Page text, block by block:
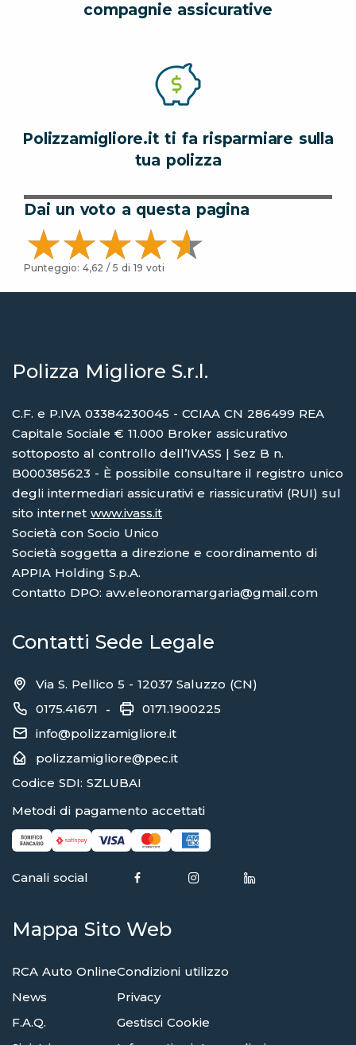
compagnie assicurative
Polizzamigliore.it ti fa risparmiare sulla
tua polizza
Dai un voto a questa pagina
Punteggio: 4,62 / 5 di 19 voti
Polizza Migliore S.r.l.
C.F. e P.IVA 03384230045 - CCIAA CN 286499 REA
Capitale Sociale € 11.000 Broker assicurativo
sottoposto al controllo dell’IVASS | Sez B n.
B000385623 - È possibile consultare il registro unico
degli intermediari assicurativi e riassicurativi (RUI) sul
sito internet www.ivass.it
Società con Socio Unico
Società soggetta a direzione e coordinamento di
APPIA Holding S.p.A.
Contatto DPO: avv.eleonoramargaria@gmail.com
Contatti Sede Legale
Via S. Pellico 5 - 12037 Saluzzo (CN)
0175.41671 -
0171.1900225
info@polizzamigliore.it
polizzamigliore@pec.it
Codice SDI: SZLUBAI
Metodi di pagamento accettati
Canali social
Mappa Sito Web
RCA Auto Online
News
F.A.Q.
Condizioni utilizzo
Privacy
Gestisci Cookie